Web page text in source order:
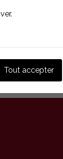
Tout accepter